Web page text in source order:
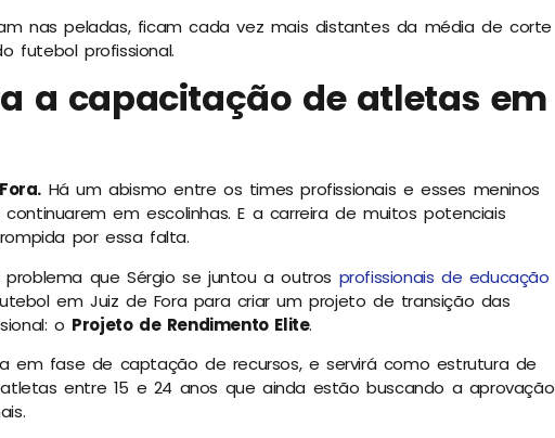
nas peladas, ficam cada vez mais distantes da média de corte
futebol profissional.
a capacitação de atletas em
Há um abismo entre os times profissionais e esses meninos
em escolinhas. E a carreira de muitos potenciais
por essa falta.
que Sérgio se juntou a outros profissionais de educação
em Juiz de Fora para criar um projeto de transição das
o Projeto de Rendimento Elite.
em fase de captação de recursos, e servirá como estrutura de
entre 15 e 24 anos que ainda estão buscando a aprovação